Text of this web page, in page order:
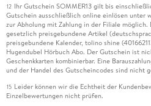
12 Ihr Gutschein SOMMER13 gilt bis
Gutschein ausschließlich online einlösen unter
zur Abholung mit Zahlung in der Filiale
gesetzlich preisgebundene Artikel
preisgebundene Kalender, tolino shine
Hugendubel Hörbuch Abo. Der Gutschein ist
Geschenkkarten kombinierbar. Eine
und der Handel des Gutscheincodes sind nicht
15 Leider können wir die Echtheit der
Einzelbewertungen nicht prüfen.